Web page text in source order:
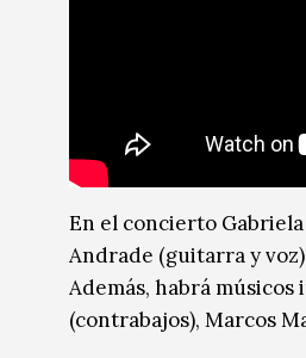
En el concierto
Andrade (guitarra y
Además, habrá
(contrabajos), Marcos